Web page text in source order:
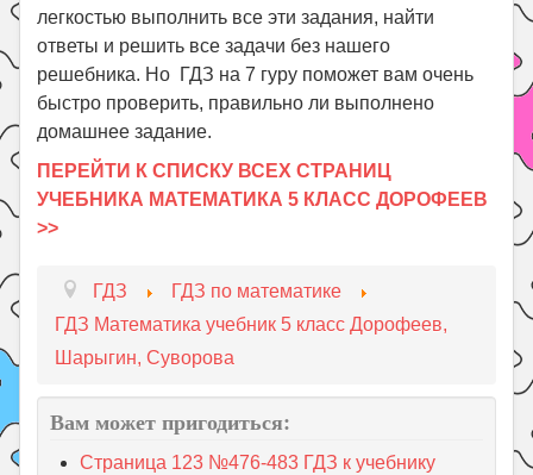
легкостью выполнить все эти задания, найти
ответы и решить все задачи без нашего
решебника. Но ГДЗ на 7 гуру поможет вам очень
быстро проверить, правильно ли выполнено
домашнее задание.
ПЕРЕЙТИ К СПИСКУ ВСЕХ СТРАНИЦ
УЧЕБНИКА МАТЕМАТИКА 5 КЛАСС ДОРОФЕЕВ
>>
ГДЗ
ГДЗ по математике
ГДЗ Математика учебник 5 класс Дорофеев,
Шарыгин, Суворова
Вам может пригодиться:
Страница 123 №476-483 ГДЗ к учебнику